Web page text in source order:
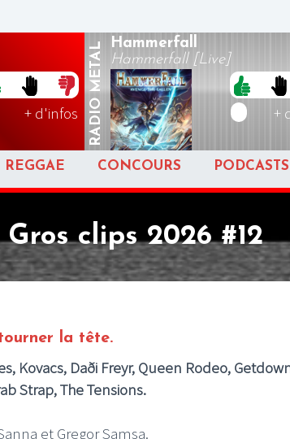
+ d'infos RADIO
METAL Hammerfall
Hammerfall [Live]
+
REGGAE CONCOURS PODCASTS
Gros clips 2026 #12
la tête.
Kovacs, Daði Freyr, Queen Rodeo,
Strap, The Tensions.
et Gregor Samsa.